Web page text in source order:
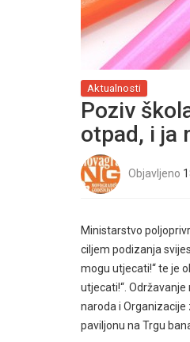
Aktualnosti
Poziv
otpad, i ja
Objavljeno
Ministarstvo
ciljem podizanja
mogu utjecati!“ te je
utjecati!“.
naroda i
paviljonu na Trgu